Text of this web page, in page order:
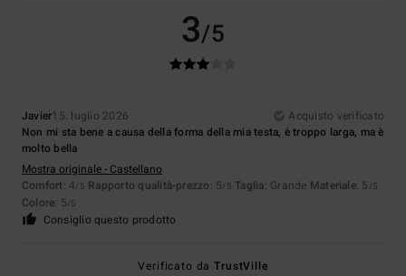
3/5
Javier15. luglio 2026
Acquisto verificato
Non mi sta bene a causa della forma della mia testa, è troppo larga, ma è
molto bella
Mostra originale - Castellano
Comfort: 4/5 Rapporto qualità-prezzo: 5/5 Taglia: Grande Materiale: 5 /5
Colore: 5/5
Consiglio questo prodotto
Verificato daTrustVille